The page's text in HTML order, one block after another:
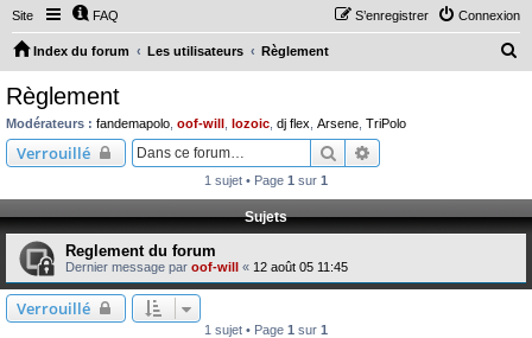
Site FAQ Connexion
S’enregistrer
Index du forum Les utilisateurs Règlement
c
Règlement
Modérateurs : fandemapolo oof-will lozoic dj flex Arsene TriPolo
Verrouillé Rechercher
1 sujet • Page 1 sur 1
Sujets
Reglement du forum
Dernier message par oof-will « 12 août 05 11:45
Verrouillé
1 sujet • Page 1 sur 1